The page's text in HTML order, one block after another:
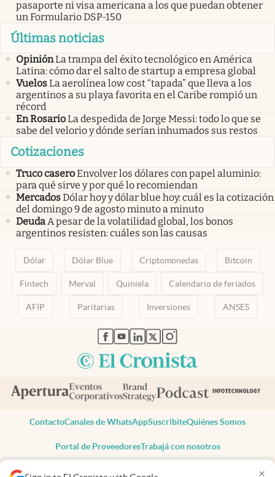
×
pasaporte ni visa americana a los que puedan obtener
un Formulario DSP-150
Últimas noticias
OpiniónLa trampa del éxito tecnológico en América
Latina: cómo dar el salto de startup a empresa global
VuelosLa aerolínea low cost “tapada” que lleva a los
argentinos a su playa favorita en el Caribe rompió un
récord
En RosarioLa despedida de Jorge Messi: todo lo que se
sabe del velorio y dónde serían inhumados sus restos
Cotizaciones
Truco caseroEnvolver los dólares con papel aluminio:
para qué sirve y por qué lo recomiendan
MercadosDólar hoy y dólar blue hoy: cuál es la cotización
del domingo 9 de agosto minuto a minuto
Deuda A pesar de la volatilidad global, los bonos
argentinos resisten: cuáles son las causas
Dólar Dólar Blue Criptomonedas Bitcoin
Fintech Merval Quiniela Calendario de feriados
AFIP Paritarias Inversiones ANSES
abre en nueva pestaña
abre en nueva pestaña
abre en nueva pestaña
abre en nueva pestaña
abre en nueva pestaña
ContactoCanales de WhatsAppSuscribiteQuiénes Somos
Portal de ProveedoresTrabajá con nosotros